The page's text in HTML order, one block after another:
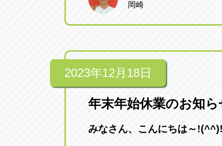
岡崎
2023年12月18日
年末年始休業のお知
みなさん、こんにちは～